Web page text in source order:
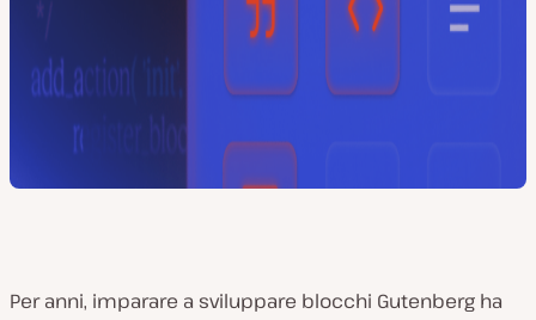
Per anni, imparare a sviluppare blocchi Gutenberg ha